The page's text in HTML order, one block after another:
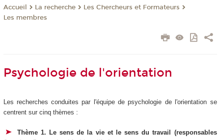
Accueil La recherche
Les Chercheurs et Formateurs
Les membres
Psychologie de l'orientation
Les recherches conduites par l'équipe de psychologie de l'orientation se
centrent sur cinq thèmes :
Thème 1. Le sens de la vie et le sens du travail (responsables